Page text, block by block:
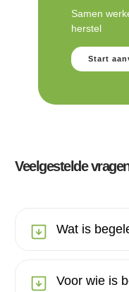
Samen
herstel
Start
Veelgestelde
Wat is
Voor wie is